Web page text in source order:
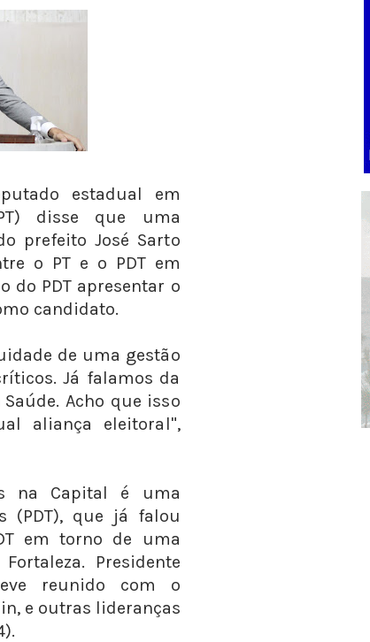
estadual em
disse que uma
prefeito José Sarto
o PT e o PDT em
do PDT apresentar o
candidato.
de uma gestão
Já falamos da
Acho que isso
aliança eleitoral",
na Capital é uma
(PDT), que já falou
em torno de uma
Presidente
reunido com o
e outras lideranças